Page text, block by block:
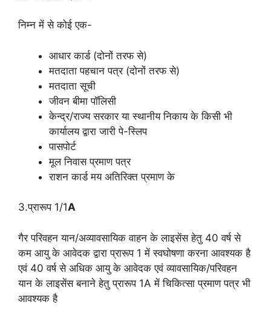
निम्‍न में से कोई एक-
आधार कार्ड (दोनों तरफ से)
मतदाता पहचान पत्र (दोनों तरफ से)
मतदाता सूची
जीवन बीमा पॉलिसी
केन्‍द्र/राज्‍य सरकार या स्‍थानीय निकाय के किसी भी
कार्यालय द्वारा जारी पे-स्लिप
पासपोर्ट
मूल निवास प्रमाण पत्र
राशन कार्ड मय अति‍रि‍क्‍त प्रमाण के
3.प्रारूप 1/1A
गैर परिवहन यान/अव्‍यावसायिक वाहन के लाइसेंस हेतु 40 वर्ष से
कम आयु के आवेदक द्वारा प्रारूप 1 में स्‍वघोषणा करना आवश्‍यक है
एवं 40 वर्ष से अधि‍क आयु के आवेदक एवं व्‍यावसायिक/परिवहन
यान के लाइसेंस बनाने हेतु प्रारूप 1A में चिकित्‍सा प्रमाण पत्र भी
आवश्‍यक है